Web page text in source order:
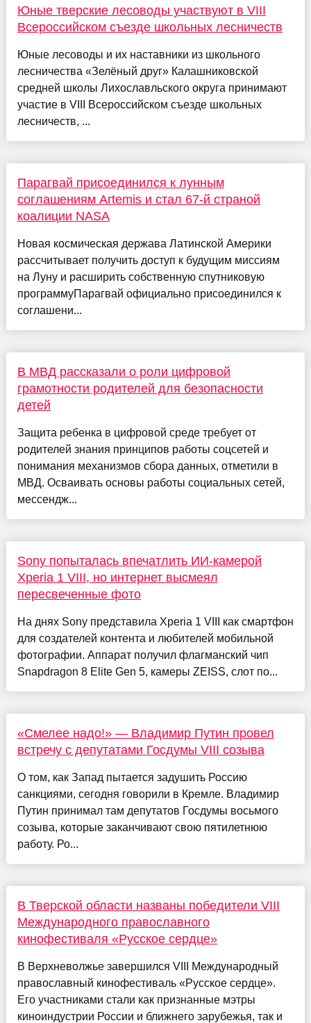
Юные тверские лесоводы участвуют в VIII
Всероссийском съезде школьных лесничеств
Юные лесоводы и их наставники из школьного
лесничества «Зелёный друг» Калашниковской
средней школы Лихославльского округа принимают
участие в VIII Всероссийском съезде школьных
лесничеств, ...
Парагвай присоединился к лунным
соглашениям Artemis и стал 67-й страной
коалиции NASA
Новая космическая держава Латинской Америки
рассчитывает получить доступ к будущим миссиям
на Луну и расширить собственную спутниковую
программуПарагвай официально присоединился к
соглашени...
В МВД рассказали о роли цифровой
грамотности родителей для безопасности
детей
Защита ребенка в цифровой среде требует от
родителей знания принципов работы соцсетей и
понимания механизмов сбора данных, отметили в
МВД. Осваивать основы работы социальных сетей,
мессендж...
Sony попыталась впечатлить ИИ-камерой
Xperia 1 VIII, но интернет высмеял
пересвеченные фото
На днях Sony представила Xperia 1 VIII как смартфон
для создателей контента и любителей мобильной
фотографии. Аппарат получил флагманский чип
Snapdragon 8 Elite Gen 5, камеры ZEISS, слот по...
«Смелее надо!» — Владимир Путин провел
встречу с депутатами Госдумы VIII созыва
О том, как Запад пытается задушить Россию
санкциями, сегодня говорили в Кремле. Владимир
Путин принимал там депутатов Госдумы восьмого
созыва, которые заканчивают свою пятилетнюю
работу. Ро...
В Тверской области названы победители VIII
Международного православного
кинофестиваля «Русское сердце»
В Верхневолжье завершился VIII Международный
православный кинофестиваль «Русское сердце».
Его участниками стали как признанные мэтры
киноиндустрии России и ближнего зарубежья, так и